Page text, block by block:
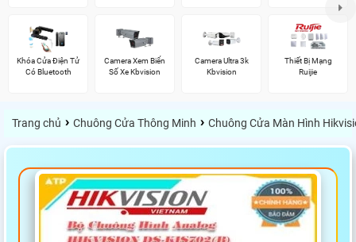
Khóa Cửa Điện Tử
Có Bluetooth
Camera Xem Biển
Số Xe Kbvision
Camera Ultra 3k
Kbvision
Thiết Bị Mạng
Ruijie
Trang chủ › Chuông Cửa Thông Minh › Chuông Cửa Màn Hình